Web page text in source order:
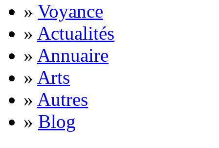
» Voyance
» Actualités
» Annuaire
» Arts
» Autres
» Blog